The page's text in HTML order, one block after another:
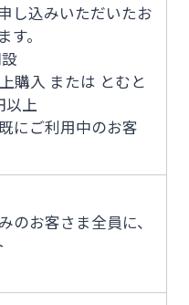
し込みいただいたお
。
購入 または とむと
以上
にご利用中のお客
のお客さま全員に、